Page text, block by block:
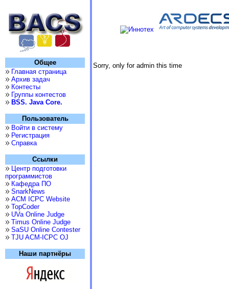
Общее
Главная страница
Архив задач
Контесты
Группы контестов
BSS. Java Core.
Пользователь
Войти в систему
Регистрация
Справка
Ссылки
Центр подготовки
программистов
Кафедра ПО
SnarkNews
ACM ICPC Website
TopCoder
UVa Online Judge
Timus Online Judge
SaSU Online Contester
TJU ACM-ICPC OJ
Наши партнёры
Sorry, only for admin this time